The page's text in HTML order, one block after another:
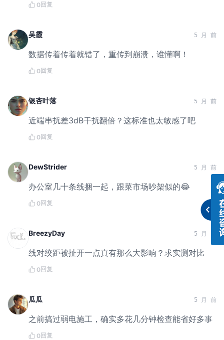
0回复
吴霞 5 月 前
数据传着传着就错了，重传到崩溃，谁懂啊！
0回复
银杏叶落 5 月 前
近端串扰差3dB干扰翻倍？这标准也太敏感了吧
0回复
DewStrider 5 月 前
办公室几十条线捆一起，跟菜市场吵架似的😂
0回复
BreezyDay 5 月 前
线对绞距被扯开一点真有那么大影响？求实测对比
0回复
瓜瓜 5 月 前
之前搞过弱电施工，确实多花几分钟检查能省好多事
0回复